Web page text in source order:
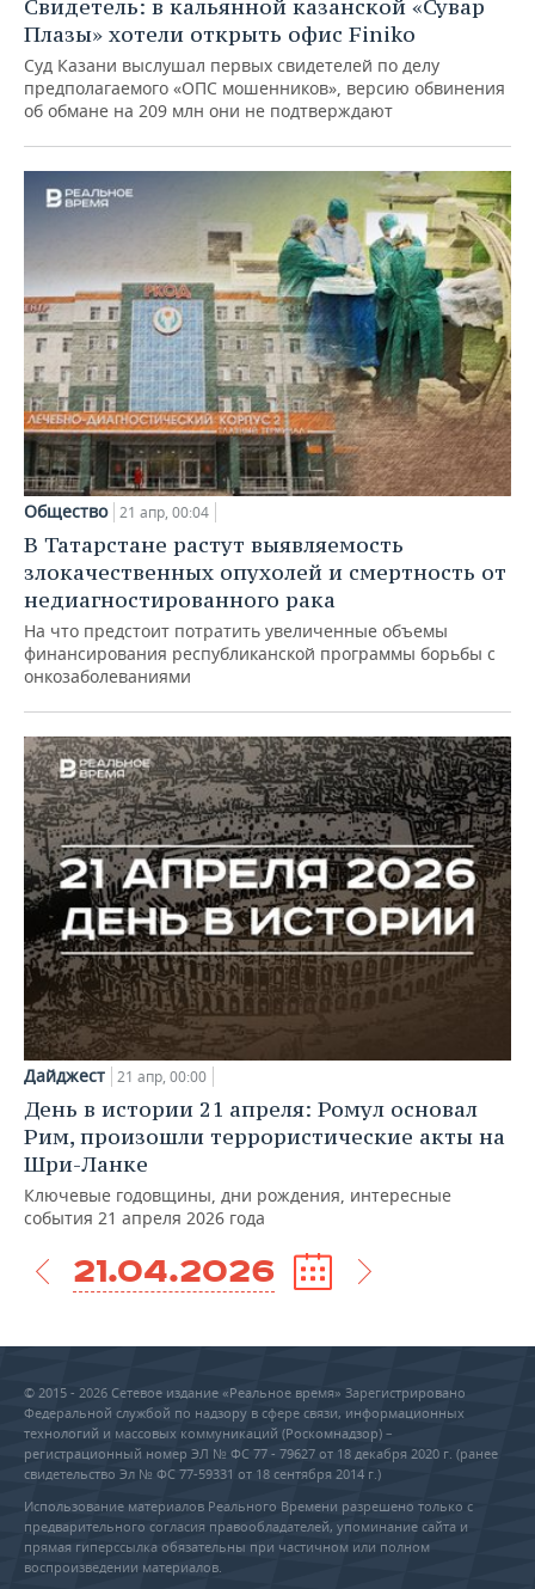
Свидетель: в кальянной казанской «Сувар
Плазы» хотели открыть офис Finiko
Суд Казани выслушал первых свидетелей по делу
предполагаемого «ОПС мошенников», версию обвинения
об обмане на 209 млн они не подтверждают
Общество 21 апр, 00:04
В Татарстане растут выявляемость
злокачественных опухолей и смертность от
недиагностированного рака
На что предстоит потратить увеличенные объемы
финансирования республиканской программы борьбы с
онкозаболеваниями
Дайджест 21 апр, 00:00
День в истории 21 апреля: Ромул основал
Рим, произошли террористические акты на
Шри-Ланке
Ключевые годовщины, дни рождения, интересные
события 21 апреля 2026 года
21.04.2026
© 2015 - 2026 Сетевое издание «Реальное время» Зарегистрировано
Федеральной службой по надзору в сфере связи, информационных
технологий и массовых коммуникаций (Роскомнадзор) –
регистрационный номер ЭЛ № ФС 77 - 79627 от 18 декабря 2020 г. (ранее
свидетельство Эл № ФС 77-59331 от 18 сентября 2014 г.)
Использование материалов Реального Времени разрешено только с
предварительного согласия правообладателей, упоминание сайта и
прямая гиперссылка обязательны при частичном или полном
воспроизведении материалов.